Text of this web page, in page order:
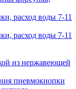
расход воды 7-11
расход воды 7-11
из нержавеющей
пневмокнопки